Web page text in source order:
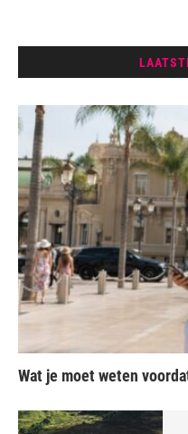
Wat je moet weten